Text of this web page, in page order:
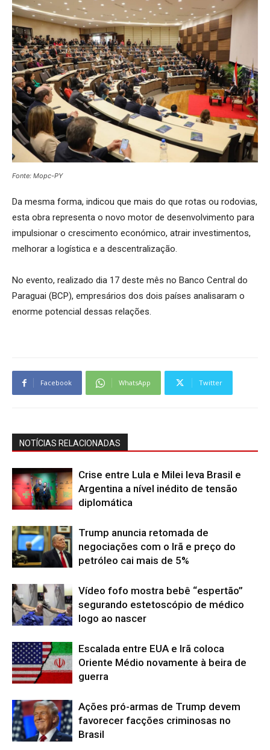
Fonte: Mopc-PY
Da mesma forma, indicou que mais do que rotas ou rodovias,
esta obra representa o novo motor de desenvolvimento para
impulsionar o crescimento económico, atrair investimentos,
melhorar a logística e a descentralização.
No evento, realizado dia 17 deste mês no Banco Central do
Paraguai (BCP), empresários dos dois países analisaram o
enorme potencial dessas relações.
Facebook WhatsApp Twitter
NOTÍCIAS RELACIONADAS
Crise entre Lula e Milei leva Brasil e
Argentina a nível inédito de tensão
diplomática
Trump anuncia retomada de
negociações com o Irã e preço do
petróleo cai mais de 5%
Vídeo fofo mostra bebê “espertão”
segurando estetoscópio de médico
logo ao nascer
Escalada entre EUA e Irã coloca
Oriente Médio novamente à beira de
guerra
Ações pró-armas de Trump devem
favorecer facções criminosas no
Brasil